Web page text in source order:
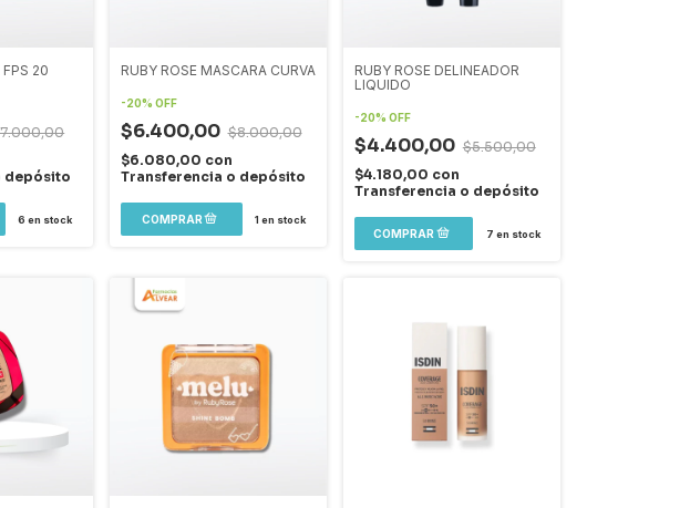
FPS 20
depósito
6 en stock
RUBY ROSE MASCARA CURVA
-20% OFF
$6.400,00 $8.000,00
$6.080,00 con
Transferencia o depósito
1 en stock
RUBY ROSE DELINEADOR
LIQUIDO
-20% OFF
$4.400,00 $5.500,00
$4.180,00 con
Transferencia o depósito
7 en stock